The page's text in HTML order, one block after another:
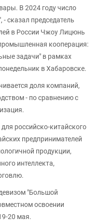
В 2024 году число
сказал председатель
в России Чжоу Лицюнь
кооперация:
задачи" в рамках
в Хабаровске.
доля компаний,
- по сравнению с
российско-китайского
предпринимателей
продукции,
интеллекта,
"Большой
освоении
20 мая.